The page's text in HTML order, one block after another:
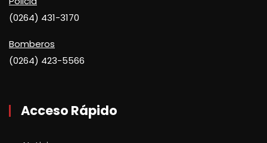
(0264) 431-3170
Bomberos
(0264) 423-5566
Acceso Rápido